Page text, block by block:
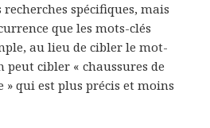
spécifiques, mais
que les mots-clés
au lieu de cibler le mot-
peut cibler « chaussures de
qui est plus précis et moins